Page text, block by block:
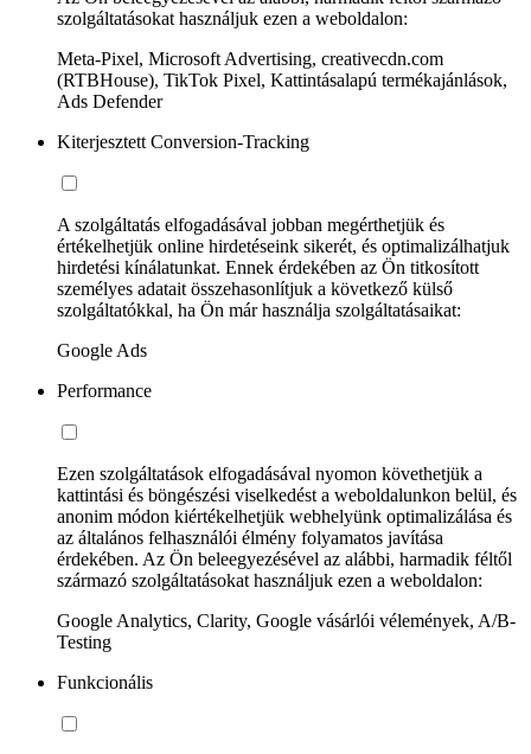
szolgáltatásokat használjuk ezen a weboldalon:
Meta-Pixel, Microsoft Advertising, creativecdn.com
(RTBHouse), TikTok Pixel, Kattintásalapú termékajánlások,
Ads Defender
Kiterjesztett Conversion-Tracking
A szolgáltatás elfogadásával jobban megérthetjük és
értékelhetjük online hirdetéseink sikerét, és optimalizálhatjuk
hirdetési kínálatunkat. Ennek érdekében az Ön titkosított
személyes adatait összehasonlítjuk a következő külső
szolgáltatókkal, ha Ön már használja szolgáltatásaikat:
Google Ads
Performance
Ezen szolgáltatások elfogadásával nyomon követhetjük a
kattintási és böngészési viselkedést a weboldalunkon belül, és
anonim módon kiértékelhetjük webhelyünk optimalizálása és
az általános felhasználói élmény folyamatos javítása
érdekében. Az Ön beleegyezésével az alábbi, harmadik féltől
származó szolgáltatásokat használjuk ezen a weboldalon:
Google Analytics, Clarity, Google vásárlói vélemények, A/B-
Testing
Funkcionális